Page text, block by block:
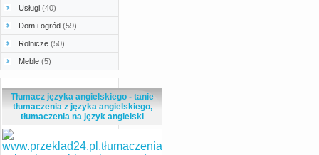
Usługi (40)
Dom i ogród (59)
Rolnicze (50)
Meble (5)
Tłumacz języka angielskiego - tanie
tłumaczenia z języka angielskiego,
tłumaczenia na język angielski